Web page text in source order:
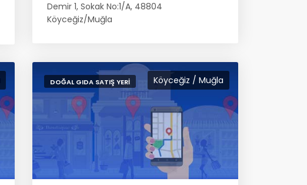
Demir 1, Sokak No:1/A, 48804
Köyceğiz/Muğla
Köyceğiz / Muğla
DOĞAL GIDA SATIŞ YERI